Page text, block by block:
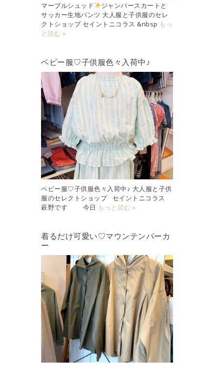
マーブルシュッド
ジャンパースカートと
サッカー生地パンツ 大人服と子供服のセレ
クトショップ セイントニコラス &nbsp もっ
と読む »
ベビー服♡子供服色々入荷中♪
ベビー服♡子供服色々入荷中♪ 大人服と子供
服のセレクトショップ セイントニコラス
萩野です 今日 もっと読む »
着るだけ可愛い♡マウンテンパーカ
ー